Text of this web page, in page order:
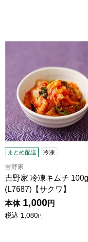
まとめ配送 冷凍
吉野家
吉野家 冷凍キムチ
(L7687)【サクワ】
本体 1,000円
税込 1,080円